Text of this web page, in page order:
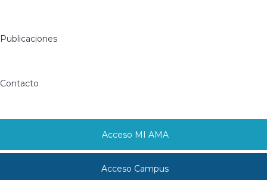
Publicaciones
Contacto
Acceso MI AMA
Acceso Campus